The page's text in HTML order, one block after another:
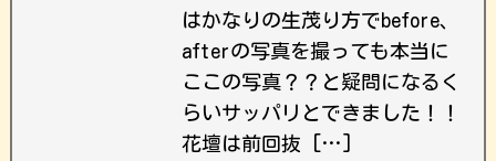
はかなりの生茂り方でbefore、
afterの写真を撮っても本当に
ここの写真？？と疑問になるく
らいサッパリとできました！！
花壇は前回抜 […]